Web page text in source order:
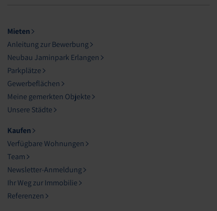
Mieten
Anleitung zur Bewerbung
Neubau Jaminpark Erlangen
Parkplätze
Gewerbeflächen
Meine gemerkten Objekte
Unsere Städte
Kaufen
Verfügbare Wohnungen
Team
Newsletter-Anmeldung
Ihr Weg zur Immobilie
Referenzen